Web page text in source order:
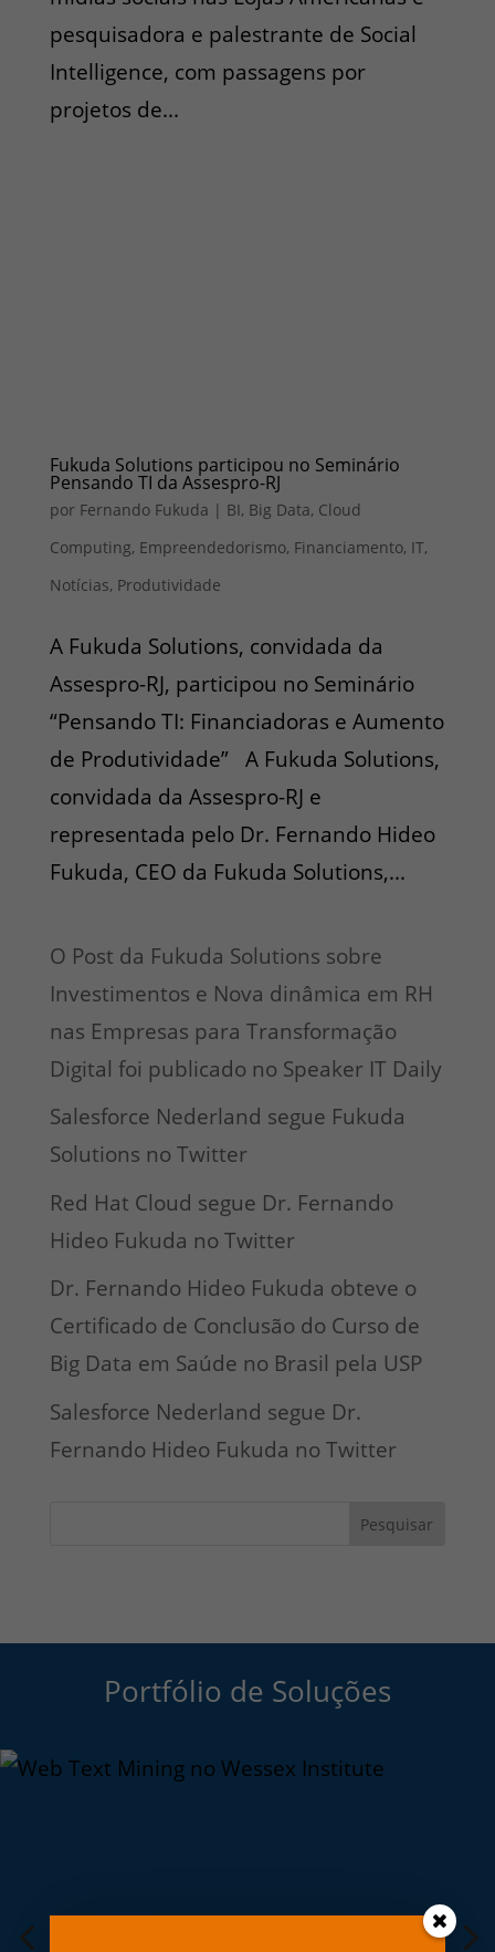
pesquisadora e palestrante de Social
Intelligence, com passagens por
projetos de...
Fukuda Solutions participou no Seminário
Pensando TI da Assespro-RJ
por Fernando Fukuda | BI, Big Data, Cloud
Computing, Empreendedorismo, Financiamento, IT,
Notícias, Produtividade
A Fukuda Solutions, convidada da
Assespro-RJ, participou no Seminário
“Pensando TI: Financiadoras e Aumento
de Produtividade” A Fukuda Solutions,
convidada da Assespro-RJ e
representada pelo Dr. Fernando Hideo
Fukuda, CEO da Fukuda Solutions,...
O Post da Fukuda Solutions sobre
Investimentos e Nova dinâmica em RH
nas Empresas para Transformação
Digital foi publicado no Speaker IT Daily
Salesforce Nederland segue Fukuda
Solutions no Twitter
Red Hat Cloud segue Dr. Fernando
Hideo Fukuda no Twitter
Dr. Fernando Hideo Fukuda obteve o
Certificado de Conclusão do Curso de
Big Data em Saúde no Brasil pela USP
Salesforce Nederland segue Dr.
Fernando Hideo Fukuda no Twitter
Pesquisar
Portfólio de Soluções